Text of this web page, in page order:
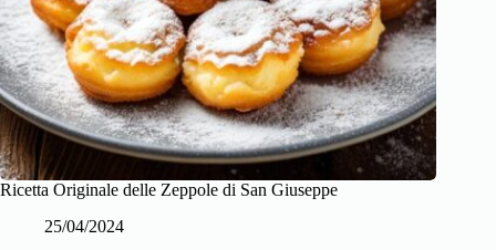
Ricetta Originale delle Zeppole di San Giuseppe
25/04/2024